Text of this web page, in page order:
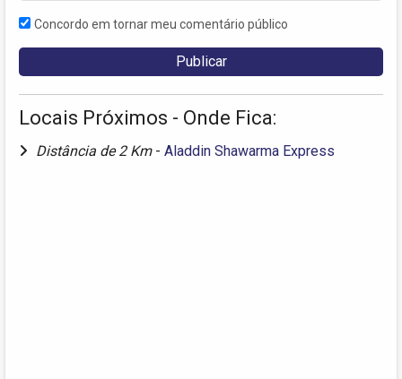
Concordo em tornar meu comentário público
Locais Próximos - Onde Fica:
Distância de 2 Km - Aladdin Shawarma Express